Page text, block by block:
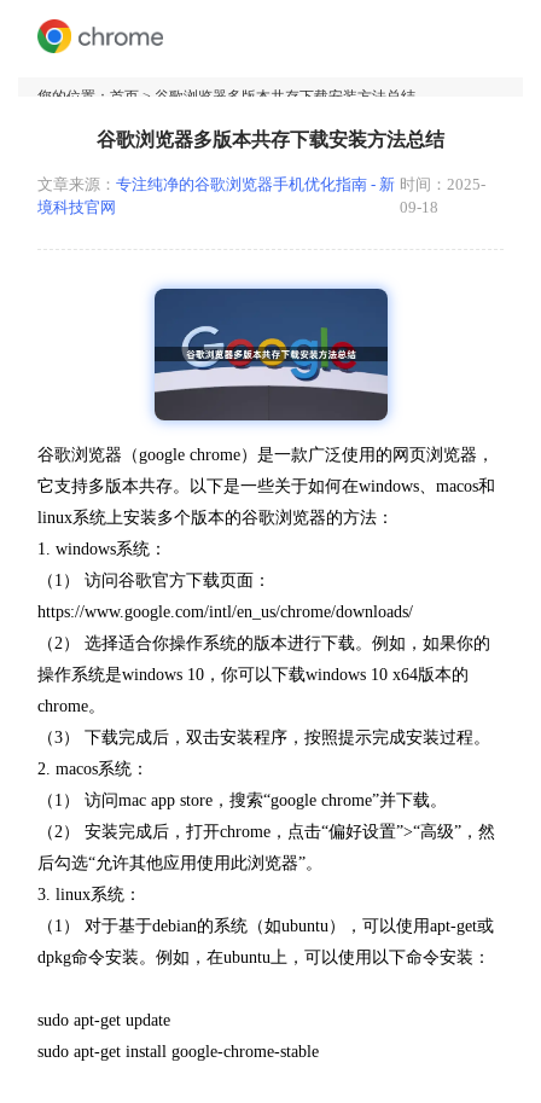
您的位置： 首页 > 谷歌浏览器多版本共存下载安装方法总结
谷歌浏览器多版本共存下载安装方法总结
文章来源： 专注纯净的谷歌浏览器手机优化指南 - 新
境科技官网
时间：2025-
09-18
谷歌浏览器（google chrome）是一款广泛使用的网页浏览器，
它支持多版本共存。以下是一些关于如何在windows、macos和
linux系统上安装多个版本的谷歌浏览器的方法：
1. windows系统：
（1） 访问谷歌官方下载页面：
https://www.google.com/intl/en_us/chrome/downloads/
（2） 选择适合你操作系统的版本进行下载。例如，如果你的
操作系统是windows 10，你可以下载windows 10 x64版本的
chrome。
（3） 下载完成后，双击安装程序，按照提示完成安装过程。
2. macos系统：
（1） 访问mac app store，搜索“google chrome”并下载。
（2） 安装完成后，打开chrome，点击“偏好设置”>“高级”，然
后勾选“允许其他应用使用此浏览器”。
3. linux系统：
（1） 对于基于debian的系统（如ubuntu），可以使用apt-get或
dpkg命令安装。例如，在ubuntu上，可以使用以下命令安装：
sudo apt-get update
sudo apt-get install google-chrome-stable